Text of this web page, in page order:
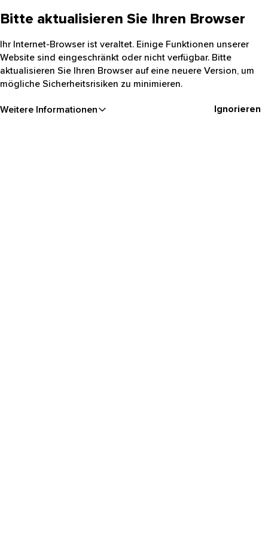
Bitte aktualisieren Sie Ihren Browser
Ihr Internet-Browser ist veraltet. Einige Funktionen unserer
Website sind eingeschränkt oder nicht verfügbar. Bitte
aktualisieren Sie Ihren Browser auf eine neuere Version, um
mögliche Sicherheitsrisiken zu minimieren.
Weitere Informationen Ignorieren